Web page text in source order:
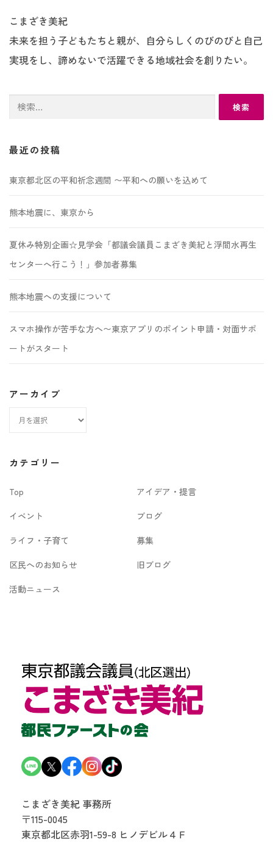
こまざき美紀
未来を担う子どもたちと親が、自分らしくのびのびと自己
実現をし、諦めないで活躍できる地域社会を創りたい。
検
最近の投稿
東京都北区の平和祈念週間 〜平和への願いを込めて
熊本地震に、東京から
夏休み特別企画☆見学会「都議会議員こまざき美紀と浮間水再生
センターへ行こう！」参加者募集
熊本地震への支援について
スマホ操作が苦手な方へ〜東京アプリのポイント申請・対面サポ
ートがスタート
アーカイブ
カ
ブ
カテゴリー
Top
アイデア・提言
イベント
ブログ
ライフ・子育て
募集
区民へのお知らせ
旧ブログ
活動ニュース
こまざき美紀 事務所
〒115-0045
東京都北区赤羽1-59-8 ヒノデビル４Ｆ